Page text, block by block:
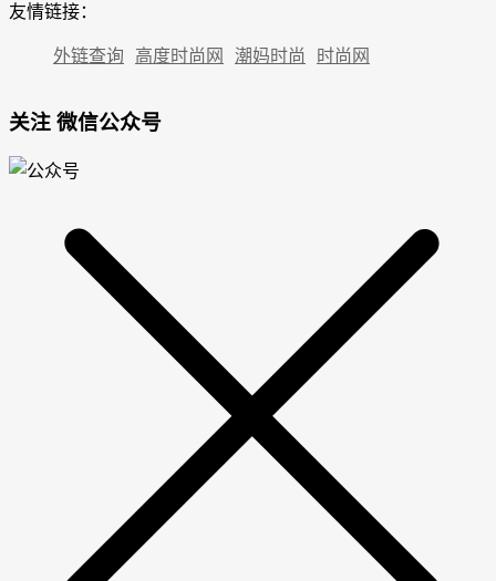
友情链接：
外链查询 高度时尚网 潮妈时尚 时尚网
关注 微信公众号